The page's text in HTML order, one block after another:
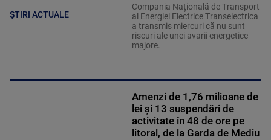
ȘTIRI ACTUALE
Compania Națională de Transport
al Energiei Electrice Transelectrica
a transmis miercuri că nu sunt
riscuri ale unei avarii energetice
majore.
Amenzi de 1,76 milioane de
lei și 13 suspendări de
activitate în 48 de ore pe
litoral, de la Garda de Mediu